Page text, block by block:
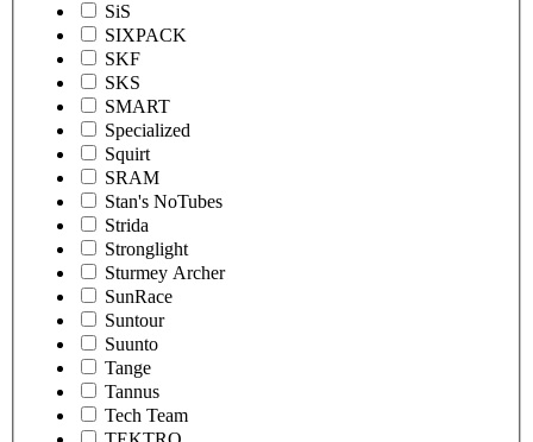
SiS
SIXPACK
SKF
SKS
SMART
Specialized
Squirt
SRAM
Stan's NoTubes
Strida
Stronglight
Sturmey Archer
SunRace
Suntour
Suunto
Tange
Tannus
Tech Team